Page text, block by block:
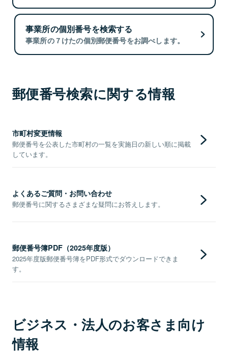
事業所の個別番号を検索する
事業所の７けたの個別郵便番号をお調べします。
郵便番号検索に関する情報
市町村変更情報
郵便番号を公表した市町村の一覧を実施日の新しい順に掲載
しています。
よくあるご質問・お問い合わせ
郵便番号に関するさまざまな疑問にお答えします。
郵便番号簿PDF（2025年度版）
2025年度版郵便番号簿をPDF形式でダウンロードできま
す。
ビジネス・法人のお客さま向け
情報